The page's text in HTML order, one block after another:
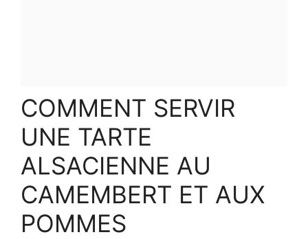
COMMENT SERVIR
UNE TARTE
ALSACIENNE AU
CAMEMBERT ET AUX
POMMES